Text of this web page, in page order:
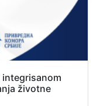
integrisanom
životne